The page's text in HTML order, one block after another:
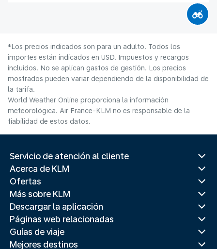
*Los precios indicados son para un adulto. Todos los
importes están indicados en USD. Impuestos y recargos
incluidos. No se aplican gastos de gestión. Los precios
mostrados pueden variar dependiendo de la disponibilidad de
la tarifa.
World Weather Online proporciona la información
meteorológica. Air France-KLM no es responsable de la
fiabilidad de estos datos.
Servicio de atención al cliente
Acerca de KLM
Ofertas
Más sobre KLM
Descargar la aplicación
Páginas web relacionadas
Guías de viaje
Mejores destinos